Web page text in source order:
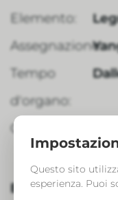
Elemento:
Assegnazione:
Tempo
d'organo:
Categoria:
Effetto dal
Questo sito
esperienza. Puoi